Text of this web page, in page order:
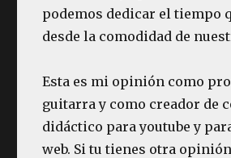
podemos dedicar el tiempo
desde la comodidad de
Esta es mi opinión como
guitarra y como creador de
didáctico para youtube y
web. Si tu tienes otra